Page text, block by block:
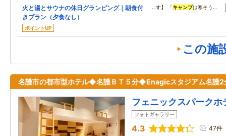
火と湯とサウナの休日グランピング｜朝食付
きプラン（夕食なし）
ポイントUP
…す】 「キャンプは寒そう…
この施
名護市の都市型ホテル◆名護ＢＴ５分◆Enagicスタジアム名護
フェニックスパークホ
フォトギャラリー
4.3 47件